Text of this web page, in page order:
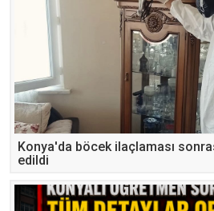
Konya'da böcek ilaçlaması
edildi